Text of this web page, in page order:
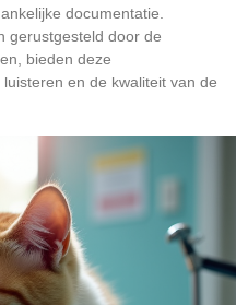
documentatie.
gerustgesteld door de
bieden deze
en de kwaliteit van de